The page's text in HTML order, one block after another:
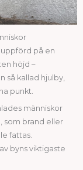
på en
höjd –
så kallad hjulby,
punkt.
människor
som brand eller
fattas.
byns viktigaste